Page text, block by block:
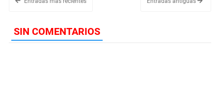
SIN COMENTARIOS